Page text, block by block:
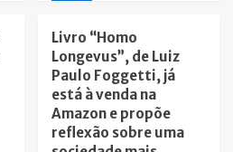
Livro “Homo
Longevus”, de Luiz
Paulo Foggetti, já
está à venda na
Amazon e propõe
reflexão sobre uma